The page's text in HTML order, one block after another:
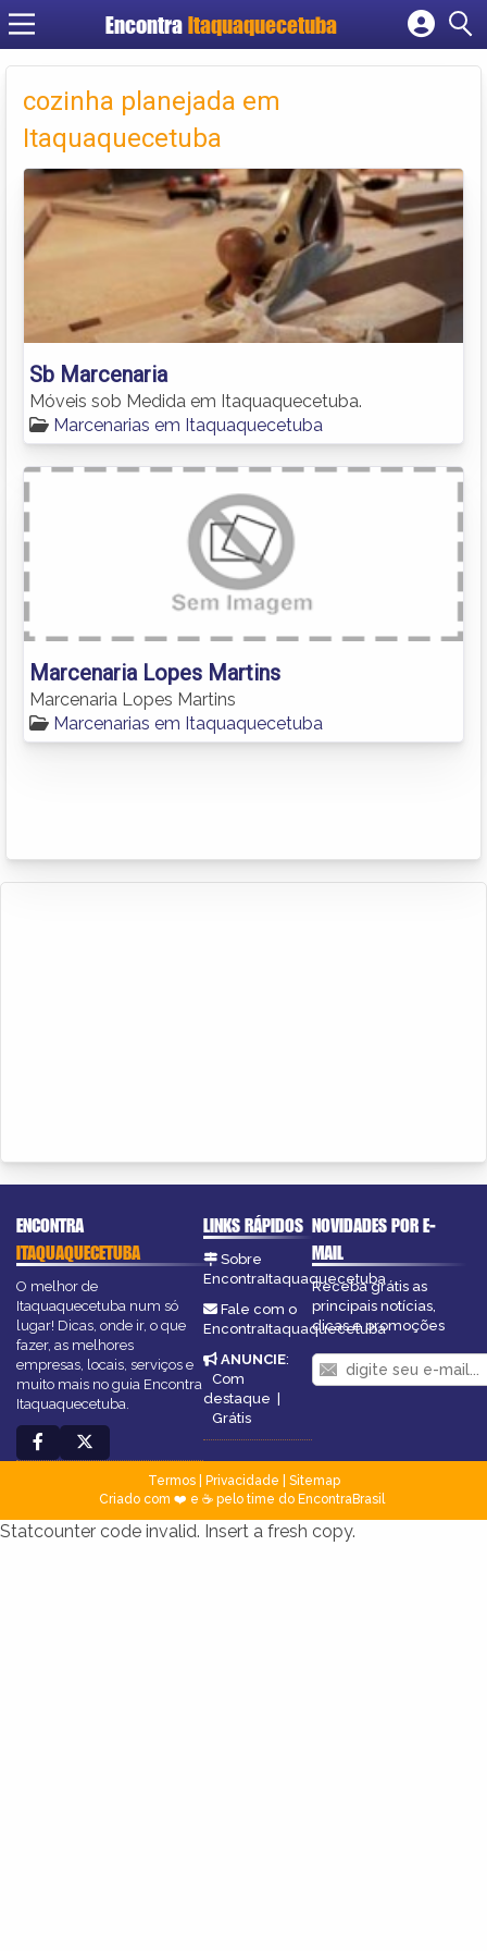
Encontra Itaquaquecetuba
Cadastrar empresa
Criar conta
cozinha planejada em
Itaquaquecetuba
Sb Marcenaria
Móveis sob Medida em Itaquaquecetuba.
Marcenarias em Itaquaquecetuba
Marcenaria Lopes Martins
Marcenaria Lopes Martins
Marcenarias em Itaquaquecetuba
ENCONTRA
ITAQUAQUECETUBA
O melhor de
Itaquaquecetuba num só
lugar! Dicas, onde ir, o que
fazer, as melhores
empresas, locais, serviços e
muito mais no guia Encontra
Itaquaquecetuba.
LINKS RÁPIDOS
Sobre
EncontraItaquaquecetuba
Fale com o
EncontraItaquaquecetuba
ANUNCIE:
Com
destaque |
Grátis
NOVIDADES POR E-
MAIL
Receba grátis as
principais notícias,
dicas e promoções
Termos| Privacidade
Sitemap
Criado com ❤️ e ☕ pelo time do EncontraBrasil
Statcounter code invalid. Insert a fresh copy.